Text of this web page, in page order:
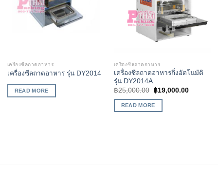
เครื่องซีลถาดอาหาร
เครื่องซีลถาดอาหาร รุ่น DY2014
READ MORE
เครื่องซีลถาดอาหาร
เครื่องซีลถาดอาหารกึ่งอัตโนมัติ
รุ่น DY2014A
฿25,000.00 ฿19,000.00
READ MORE